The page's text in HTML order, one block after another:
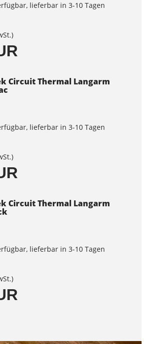
lieferbar in 3-10 Tagen
Circuit Thermal Langarm
lieferbar in 3-10 Tagen
Circuit Thermal Langarm
lieferbar in 3-10 Tagen